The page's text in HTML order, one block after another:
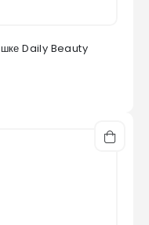
Daily Beauty